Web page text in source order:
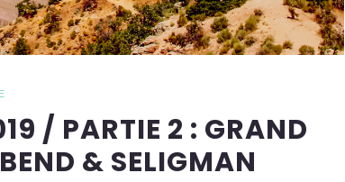
/ PARTIE 2 : GRAND
& SELIGMAN